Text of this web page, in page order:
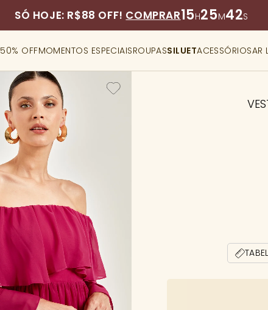
15H25M41S
SÓ HOJE: R$88 OFF! COMPRAR
50% OFFMOMENTOS ESPECIAISROUPASSILUETACESSÓRIOSAR